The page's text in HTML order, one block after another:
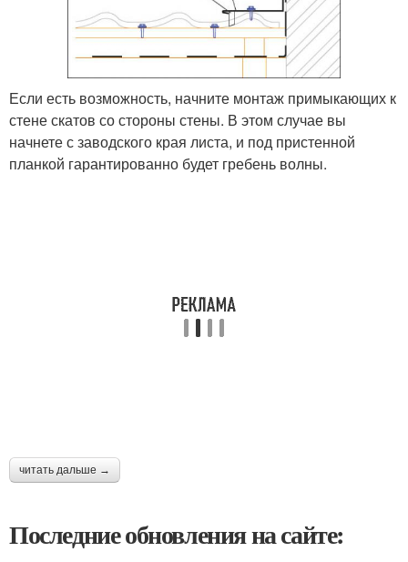
Если есть возможность, начните монтаж примыкающих к
стене скатов со стороны стены. В этом случае вы
начнете с заводского края листа, и под пристенной
планкой гарантированно будет гребень волны.
читать дальше →
Последние обновления на сайте: